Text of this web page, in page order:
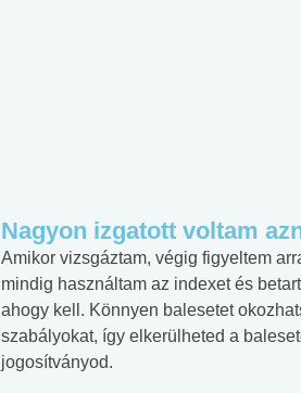
Nagyon izgatott voltam
Amikor vizsgáztam, végig figyeltem
mindig használtam az indexet és
ahogy kell. Könnyen balesetet
szabályokat, így elkerülheted a
jogosítványod.